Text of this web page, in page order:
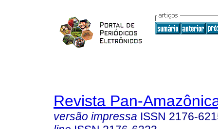
Revista Pan-
versão impressa ISSN 2176-